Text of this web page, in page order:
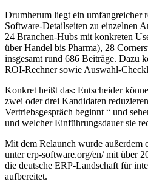
Drumherum liegt ein umfangreicher
Software-Detailseiten zu einzelnen
24 Branchen-Hubs mit konkreten
über Handel bis Pharma), 28
insgesamt rund 686 Beiträge. Dazu
ROI-Rechner sowie Auswahl-
Konkret heißt das: Entscheider
zwei oder drei Kandidaten
Vertriebsgespräch beginnt “ und
und welcher Einführungsdauer sie
Mit dem Relaunch wurde außerdem
unter erp-software.org/en/ mit über
die deutsche ERP-Landschaft für
aufbereitet.